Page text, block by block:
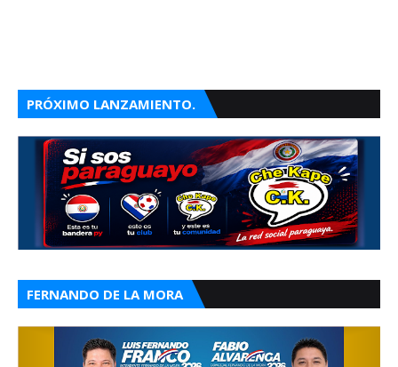
PRÓXIMO LANZAMIENTO.
FERNANDO DE LA MORA